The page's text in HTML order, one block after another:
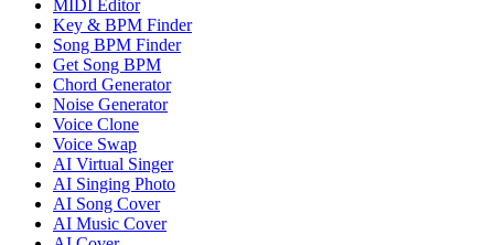
MIDI Editor
Key & BPM Finder
Song BPM Finder
Get Song BPM
Chord Generator
Noise Generator
Voice Clone
Voice Swap
AI Virtual Singer
AI Singing Photo
AI Song Cover
AI Music Cover